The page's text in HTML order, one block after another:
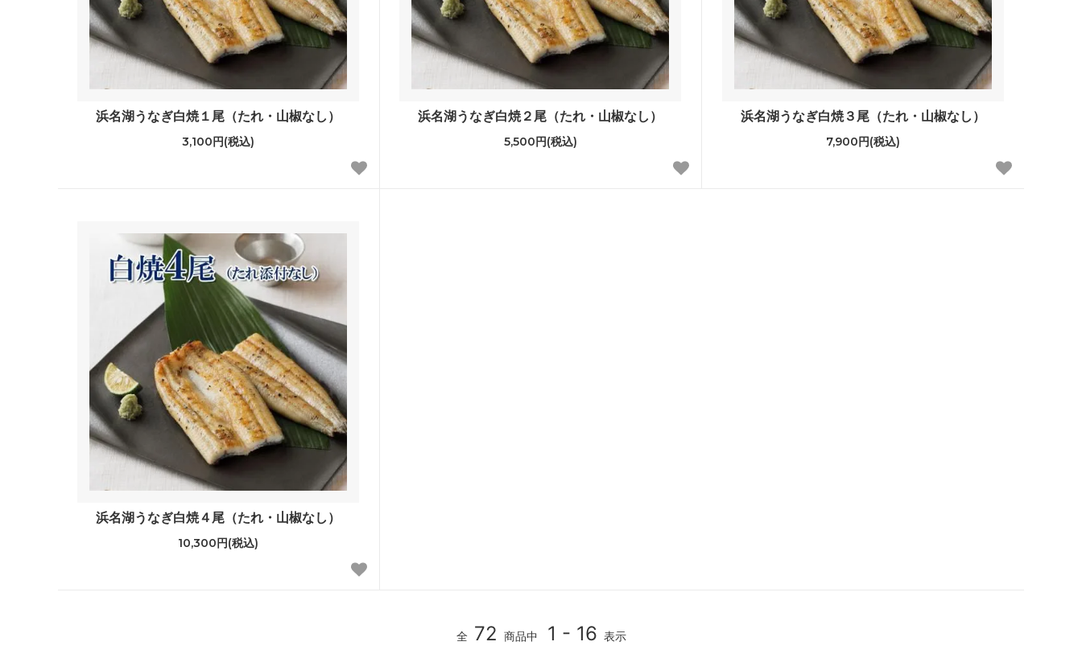
浜名湖うなぎ白焼１尾（たれ・山椒なし）
3,100円(税込)
浜名湖うなぎ白焼２尾（たれ・山椒なし）
5,500円(税込)
浜名湖うなぎ白焼３尾（たれ・山椒なし）
7,900円(税込)
浜名湖うなぎ白焼４尾（たれ・山椒なし）
10,300円(税込)
全 72 商品中 1 - 16 表示